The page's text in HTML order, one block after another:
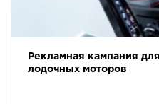
Рекламная кампания
лодочных моторов